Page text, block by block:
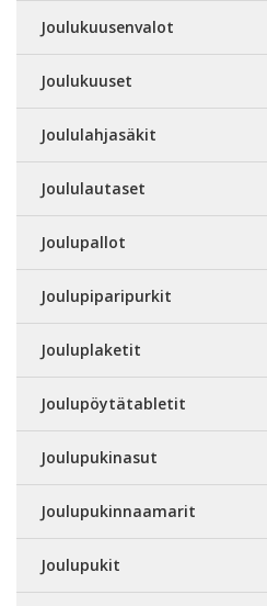
Joulukuusenvalot
Joulukuuset
Joululahjasäkit
Joululautaset
Joulupallot
Joulupiparipurkit
Jouluplaketit
Joulupöytätabletit
Joulupukinasut
Joulupukinnaamarit
Joulupukit